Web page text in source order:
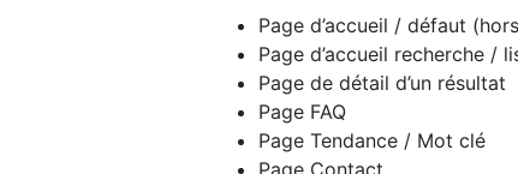
Page d’accueil / défaut
Page d’accueil recherche /
Page de détail d’un résultat
Page FAQ
Page Tendance / Mot clé
Page Contact